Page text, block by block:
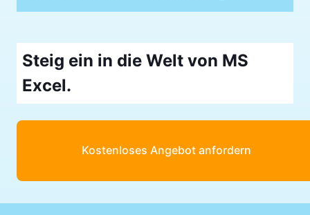
Steig ein in die Welt von MS
Excel.
Kostenloses Angebot anfordern